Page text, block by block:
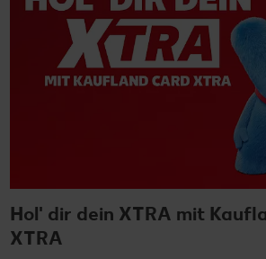
Hol' dir dein XTRA mit
XTRA